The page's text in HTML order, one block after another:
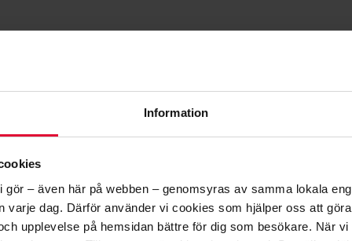
Information
– även här på webben – genomsyras av samma lokala
varje dag. Därför använder vi cookies som hjälper oss att
upplevelse på hemsidan bättre för dig som besökare. När
INTE ALLTID DÄR DEN
elnätet, men det är stora projekt som tar tid.
EL BLIR PRISET HÖGRE